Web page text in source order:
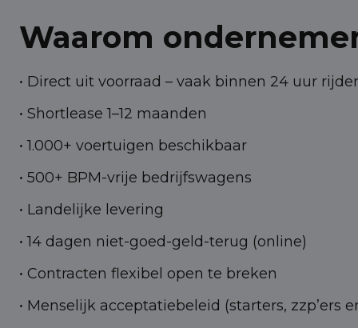
Waarom
• Direct uit voorraad – vaak binnen 24 uur
• Shortlease 1–12 maanden
• 1.000+ voertuigen beschikbaar
• 500+ BPM-vrije bedrijfswagens
• Landelijke levering
• 14 dagen niet-goed-geld-terug (online)
• Contracten flexibel open te breken
• Menselijk acceptatiebeleid (starters, zzp’ers